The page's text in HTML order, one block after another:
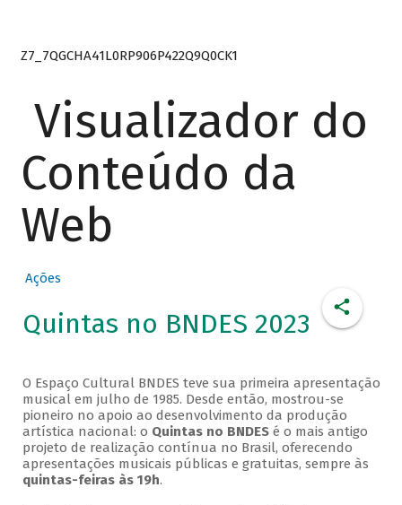
Z7_7QGCHA41L0RP906P422Q9Q0CK1
Visualizador do
Conteúdo da
Web
Ações
Quintas no BNDES 2023
O Espaço Cultural BNDES teve sua primeira apresentação
musical em julho de 1985. Desde então, mostrou-se
pioneiro no apoio ao desenvolvimento da produção
artística nacional: o Quintas no BNDESé o mais antigo
projeto de realização contínua no Brasil, oferecendo
apresentações musicais públicas e gratuitas, sempre às
quintas-feiras às 19h.